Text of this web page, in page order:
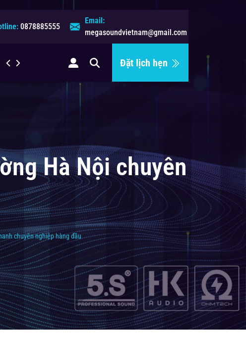
0878885555
Email:
megasoundvietnam@gmail.com
Liên hệ Đặt lịch hẹn
Hà Nội chuyên
chuyên nghiệp hàng đầu